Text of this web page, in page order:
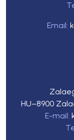
Email:
HU–8900
E-mail: